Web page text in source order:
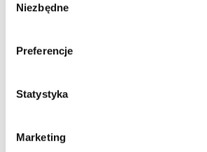
Niezbędne
Preferencje
Statystyka
Marketing
PRÓBKI TKANIN
BEZPIECZEŃSTWO